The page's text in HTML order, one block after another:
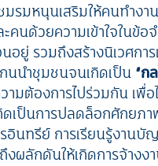
มรมหนุนเสริมให้คนทำง
ะคนด้วยความเข้าใจใน
ยู่ รวมถึงสร้างนิเวศกา
นนำชุมชนจนเกิดเป็น “ก
ามต้องการไปร่วมกัน เพื่
ดเป็นการปลดล็อกศักยภ
อินทรีย์ การเรียนรู้งาน
งผลักดันให้เกิดการจ้างง